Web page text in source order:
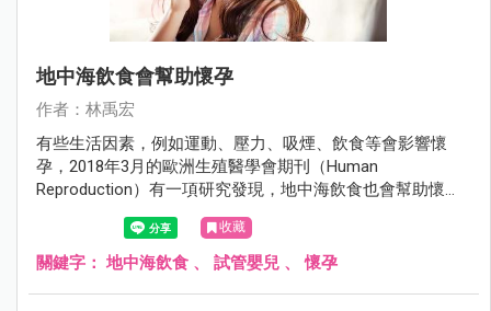
地中海飲食會幫助懷孕
作者：林禹宏
有些生活因素，例如運動、壓力、吸煙、飲食等會影響懷
孕，2018年3月的歐洲生殖醫學會期刊（Human
Reproduction）有一項研究發現，地中海飲食也會幫助懷
收藏
關鍵字： 地中海飲食 、 試管嬰兒 、懷孕